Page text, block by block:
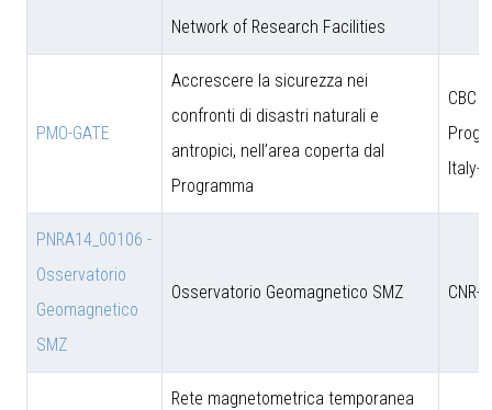
Network of Research Facilities
PMO-GATE
Accrescere la sicurezza nei
confronti di disastri naturali e
antropici, nell’area coperta dal
Programma
CBC
Italy-
PNRA14_00106 -
Osservatorio
Geomagnetico
SMZ
Osservatorio Geomagnetico SMZ CNR-
Rete magnetometrica temporanea